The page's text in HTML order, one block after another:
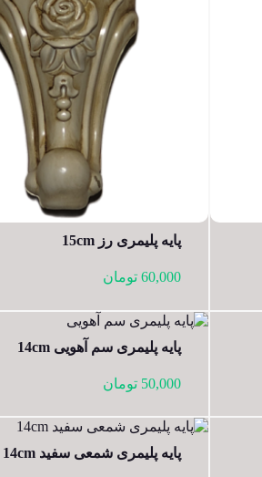
پایه پلیمری رز 15cm
60,000 تومان
پایه پلیمری سم آهویی 14cm
50,000 تومان
پایه پلیمری شمعی سفید 14cm